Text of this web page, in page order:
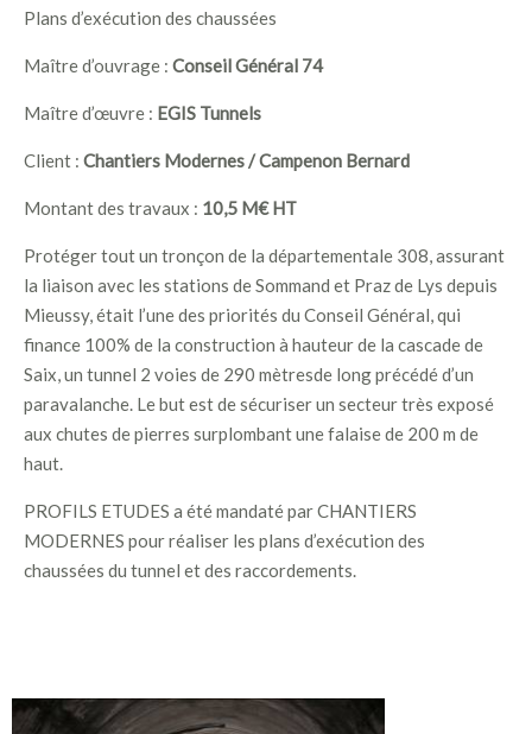
Plans d’exécution des chaussées
Maître d’ouvrage : Conseil Général 74
Maître d’œuvre : EGIS Tunnels
Client : Chantiers Modernes / Campenon Bernard
Montant des travaux : 10,5 M€ HT
Protéger tout un tronçon de la départementale 308, assurant
la liaison avec les stations de Sommand et Praz de Lys depuis
Mieussy, était l’une des priorités du Conseil Général, qui
finance 100% de la construction à hauteur de la cascade de
Saix, un tunnel 2 voies de 290 mètresde long précédé d’un
paravalanche. Le but est de sécuriser un secteur très exposé
aux chutes de pierres surplombant une falaise de 200 m de
haut.
PROFILS ETUDES a été mandaté par CHANTIERS
MODERNES pour réaliser les plans d’exécution des
chaussées du tunnel et des raccordements.